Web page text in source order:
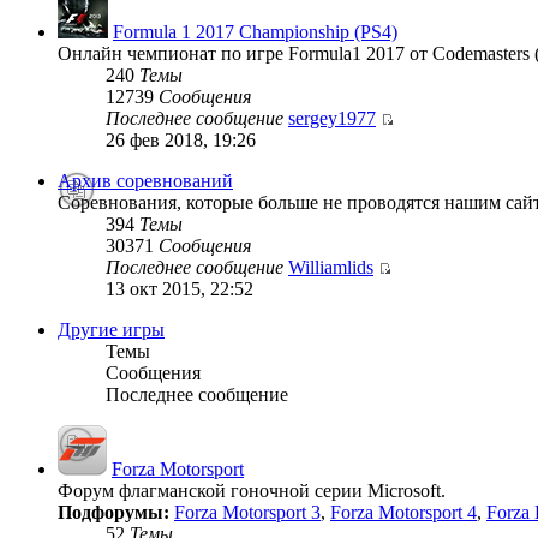
Formula 1 2017 Championship (PS4)
Онлайн чемпионат по игре Formula1 2017 от Codemasters
240 Темы
12739 Сообщения
Последнее сообщение sergey1977
26 фев 2018, 19:26
Архив соревнований
Соревнования, которые больше не проводятся нашим
394 Темы
30371 Сообщения
Последнее сообщение Williamlids
13 окт 2015, 22:52
Другие игры
Темы
Сообщения
Последнее сообщение
Forza Motorsport
Форум флагманской гоночной серии Microsoft.
Подфорумы: Forza Motorsport 3, Forza Motorsport 4, Forza
52 Темы